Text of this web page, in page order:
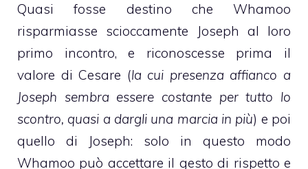
Quasi fosse destino che Whamoo
risparmiasse scioccamente Joseph al loro
primo incontro, e riconoscesse prima il
valore di Cesare (la cui presenza affianco a
Joseph sembra essere costante per tutto lo
scontro, quasi a dargli una marcia in più) e poi
quello di Joseph: solo in questo modo
Whamoo può accettare il gesto di rispetto e